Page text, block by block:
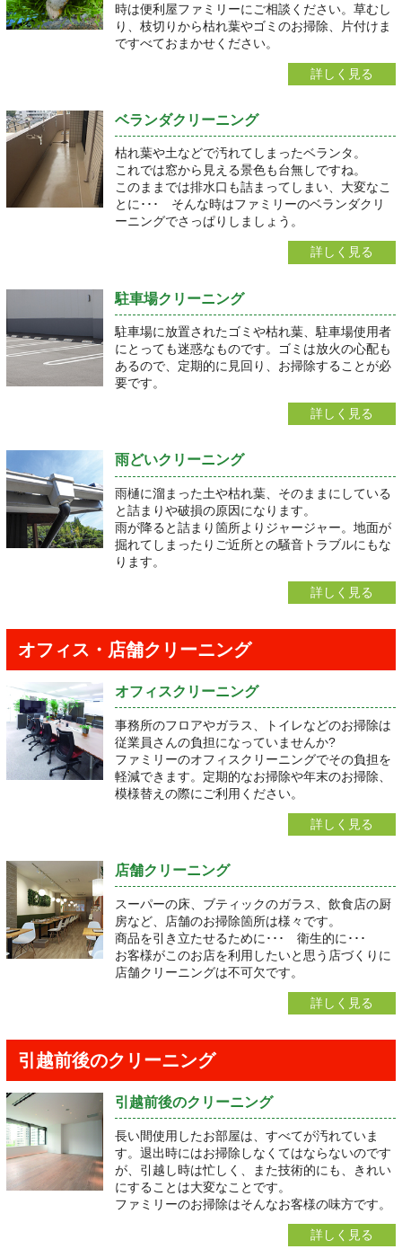
時は便利屋ファミリーにご相談ください。草むし
り、枝切りから枯れ葉やゴミのお掃除、片付けま
ですべておまかせください。
詳しく見る
ベランダクリーニング
枯れ葉や土などで汚れてしまったベランタ。
これでは窓から見える景色も台無しですね。
このままでは排水口も詰まってしまい、大変なこ
とに･･･ そんな時はファミリーのベランダクリ
ーニングでさっぱりしましょう。
詳しく見る
駐車場クリーニング
駐車場に放置されたゴミや枯れ葉、駐車場使用者
にとっても迷惑なものです。ゴミは放火の心配も
あるので、定期的に見回り、お掃除することが必
要です。
詳しく見る
雨どいクリーニング
雨樋に溜まった土や枯れ葉、そのままにしている
と詰まりや破損の原因になります。
雨が降ると詰まり箇所よりジャージャー。地面が
掘れてしまったりご近所との騒音トラブルにもな
ります。
詳しく見る
オフィス・店舗クリーニング
オフィスクリーニング
事務所のフロアやガラス、トイレなどのお掃除は
従業員さんの負担になっていませんか?
ファミリーのオフィスクリーニングでその負担を
軽減できます。定期的なお掃除や年末のお掃除、
模様替えの際にご利用ください。
詳しく見る
店舗クリーニング
スーパーの床、ブティックのガラス、飲食店の厨
房など、店舗のお掃除箇所は様々です。
商品を引き立たせるために･･･ 衛生的に･･･
お客様がこのお店を利用したいと思う店づくりに
店舗クリーニングは不可欠です。
詳しく見る
引越前後のクリーニング
引越前後のクリーニング
長い間使用したお部屋は、すべてが汚れていま
す。退出時にはお掃除しなくてはならないのです
が、引越し時は忙しく、また技術的にも、きれい
にすることは大変なことです。
ファミリーのお掃除はそんなお客様の味方です。
詳しく見る